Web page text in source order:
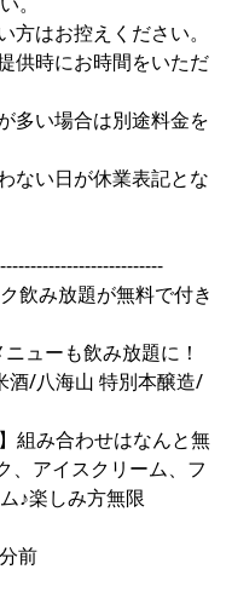
はお控えください。
供時にお時間をいただ
多い場合は別途料金を
ない日が休業表記とな
飲み放題が無料で付き
ューも飲み放題に！
酒/八海山 特別本醸造/
組み合わせはなんと無
、アイスクリーム、フ
♪楽しみ方無限
前